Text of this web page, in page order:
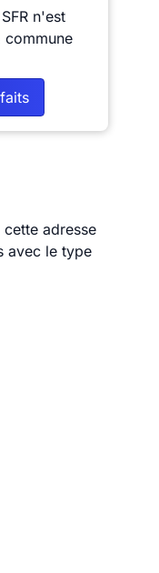
n'est
commune
adresse
avec le type